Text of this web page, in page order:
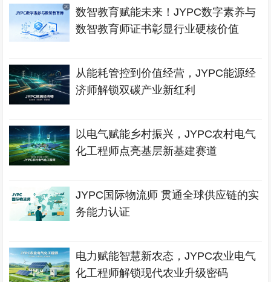
数智教育赋能未来！JYPC数字素养与
数智教育师证书彰显行业硬核价值
从能耗管控到价值经营，JYPC能源经
济师解锁双碳产业新红利
以电气赋能乡村振兴，JYPC农村电气
化工程师点亮基层新基建赛道
JYPC国际物流师 贯通全球供应链的实
务能力认证
电力赋能智慧新农态，JYPC农业电气
化工程师解锁现代农业升级密码